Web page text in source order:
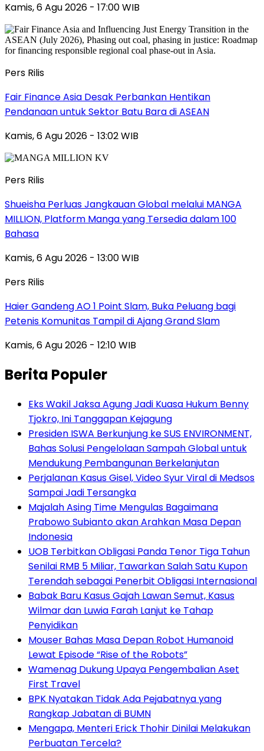
Kamis, 6 Agu 2026 - 17:00 WIB
Pers Rilis
Fair Finance Asia Desak Perbankan Hentikan
Pendanaan untuk Sektor Batu Bara di ASEAN
Kamis, 6 Agu 2026 - 13:02 WIB
Pers Rilis
Shueisha Perluas Jangkauan Global melalui MANGA
MILLION, Platform Manga yang Tersedia dalam 100
Bahasa
Kamis, 6 Agu 2026 - 13:00 WIB
Pers Rilis
Haier Gandeng AO 1 Point Slam, Buka Peluang bagi
Petenis Komunitas Tampil di Ajang Grand Slam
Kamis, 6 Agu 2026 - 12:10 WIB
Berita Populer
Eks Wakil Jaksa Agung Jadi Kuasa Hukum Benny
Tjokro, Ini Tanggapan Kejagung
Presiden ISWA Berkunjung ke SUS ENVIRONMENT,
Bahas Solusi Pengelolaan Sampah Global untuk
Mendukung Pembangunan Berkelanjutan
Perjalanan Kasus Gisel, Video Syur Viral di Medsos
Sampai Jadi Tersangka
Majalah Asing Time Mengulas Bagaimana
Prabowo Subianto akan Arahkan Masa Depan
Indonesia
UOB Terbitkan Obligasi Panda Tenor Tiga Tahun
Senilai RMB 5 Miliar, Tawarkan Salah Satu Kupon
Terendah sebagai Penerbit Obligasi Internasional
Babak Baru Kasus Gajah Lawan Semut, Kasus
Wilmar dan Luwia Farah Lanjut ke Tahap
Penyidikan
Mouser Bahas Masa Depan Robot Humanoid
Lewat Episode “Rise of the Robots”
Wamenag Dukung Upaya Pengembalian Aset
First Travel
BPK Nyatakan Tidak Ada Pejabatnya yang
Rangkap Jabatan di BUMN
Mengapa, Menteri Erick Thohir Dinilai Melakukan
Perbuatan Tercela?